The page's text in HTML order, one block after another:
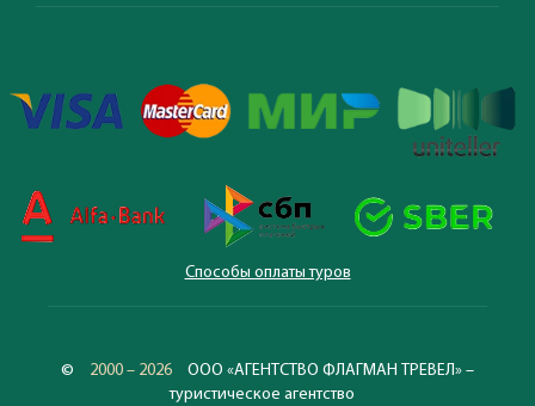
Способы оплаты туров
© 2000 – 2026
ООО «АГЕНТСТВО ФЛАГМАН ТРЕВЕЛ» –
туристическое агентство